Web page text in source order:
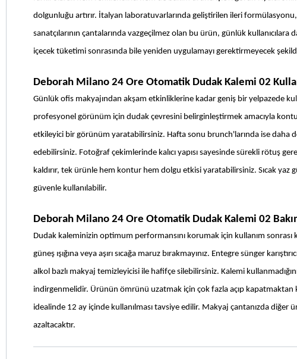
dolgunluğu artırır. İtalyan laboratuvarlarında geliştirilen ileri
sanatçılarının çantalarında vazgeçilmez olan bu ürün, günlük
içecek tüketimi sonrasında bile yeniden uygulamayı gerektirmeyecek
Deborah Milano 24 Ore Otomatik Dudak Kalemi 02
Günlük ofis makyajından akşam etkinliklerine kadar geniş bir yelpazede
profesyonel görünüm için dudak çevresini belirginleştirmek amacıyla
etkileyici bir görünüm yaratabilirsiniz. Hafta sonu brunch'larında ise daha
edebilirsiniz. Fotoğraf çekimlerinde kalıcı yapısı sayesinde sürekli rötuş
kaldırır, tek ürünle hem kontur hem dolgu etkisi yaratabilirsiniz. Sıcak
güvenle kullanılabilir.
Deborah Milano 24 Ore Otomatik Dudak Kalemi 02
Dudak kaleminizin optimum performansını korumak için kullanım sonrası
güneş ışığına veya aşırı sıcağa maruz bırakmayınız. Entegre sünger
alkol bazlı makyaj temizleyicisi ile hafifçe silebilirsiniz. Kalemi
indirgenmelidir. Ürünün ömrünü uzatmak için çok fazla açıp kapatmaktan
idealinde 12 ay içinde kullanılması tavsiye edilir. Makyaj çantanızda
azaltacaktır.